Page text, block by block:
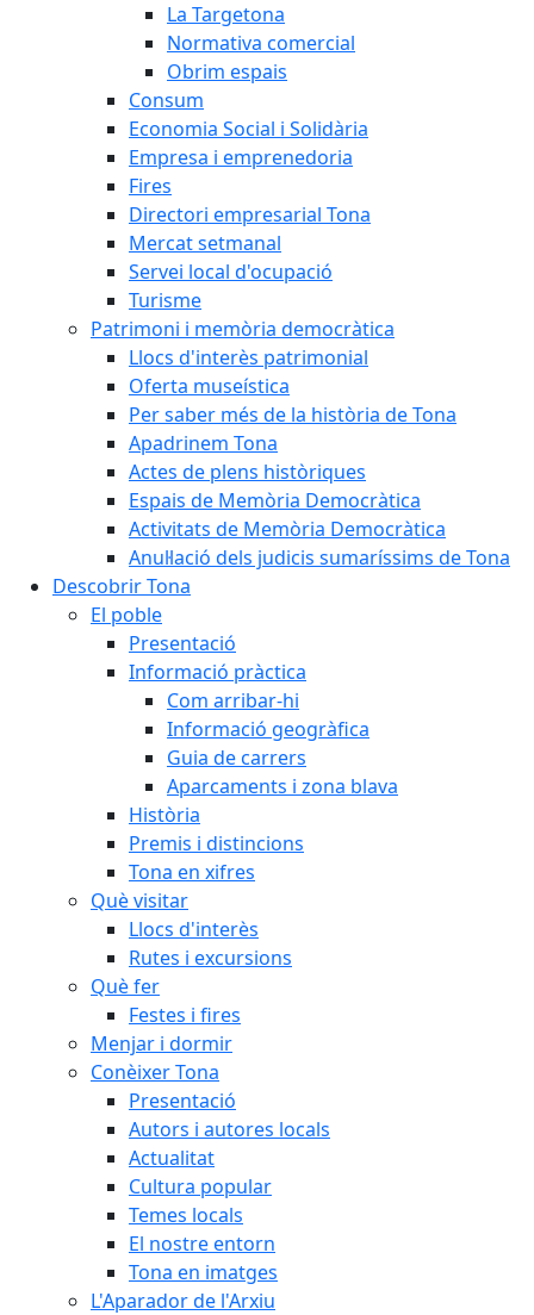
La Targetona
Normativa comercial
Obrim espais
Consum
Economia Social i Solidària
Empresa i emprenedoria
Fires
Directori empresarial Tona
Mercat setmanal
Servei local d'ocupació
Turisme
Patrimoni i memòria democràtica
Llocs d'interès patrimonial
Oferta museística
Per saber més de la història de Tona
Apadrinem Tona
Actes de plens històriques
Espais de Memòria Democràtica
Activitats de Memòria Democràtica
Anul·lació dels judicis sumaríssims de Tona
Descobrir Tona
El poble
Presentació
Informació pràctica
Com arribar-hi
Informació geogràfica
Guia de carrers
Aparcaments i zona blava
Història
Premis i distincions
Tona en xifres
Què visitar
Llocs d'interès
Rutes i excursions
Què fer
Festes i fires
Menjar i dormir
Conèixer Tona
Presentació
Autors i autores locals
Actualitat
Cultura popular
Temes locals
El nostre entorn
Tona en imatges
L'Aparador de l'Arxiu